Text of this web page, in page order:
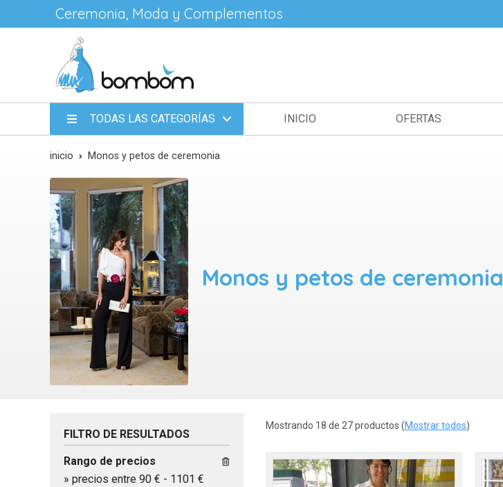
Ceremonia, Moda y Complementos
TODAS LAS CATEGORÍAS INICIO OFERTAS
inicio Monos y petos de ceremonia
Monos y petos de ceremonia
Mostrando 18 de 27 productos (Mostrar todos)
FILTRO DE RESULTADOS
Rango de precios
» precios entre 90 € - 1101 €